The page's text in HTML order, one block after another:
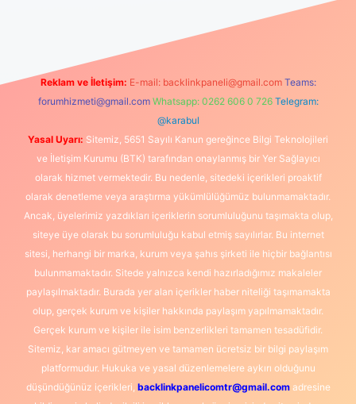
Reklam ve İletişim: E-mail: backlinkpaneli@gmail.com Teams:
forumhizmeti@gmail.com Whatsapp: 0262 606 0 726 Telegram:
@karabul
Yasal Uyarı: Sitemiz, 5651 Sayılı Kanun gereğince Bilgi Teknolojileri
ve İletişim Kurumu (BTK) tarafından onaylanmış bir Yer Sağlayıcı
olarak hizmet vermektedir. Bu nedenle, sitedeki içerikleri proaktif
olarak denetleme veya araştırma yükümlülüğümüz bulunmamaktadır.
Ancak, üyelerimiz yazdıkları içeriklerin sorumluluğunu taşımakta olup,
siteye üye olarak bu sorumluluğu kabul etmiş sayılırlar. Bu internet
sitesi, herhangi bir marka, kurum veya şahıs şirketi ile hiçbir bağlantısı
bulunmamaktadır. Sitede yalnızca kendi hazırladığımız makaleler
paylaşılmaktadır. Burada yer alan içerikler haber niteliği taşımamakta
olup, gerçek kurum ve kişiler hakkında paylaşım yapılmamaktadır.
Gerçek kurum ve kişiler ile isim benzerlikleri tamamen tesadüfidir.
Sitemiz, kar amacı gütmeyen ve tamamen ücretsiz bir bilgi paylaşım
platformudur. Hukuka ve yasal düzenlemelere aykırı olduğunu
düşündüğünüz içerikleri, backlinkpanelicomtr@gmail.comadresine